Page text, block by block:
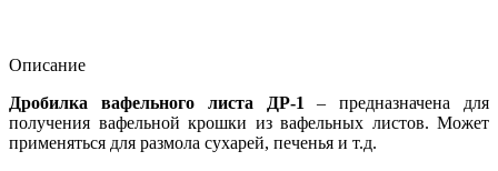
Описание
Дробилка вафельного листа ДР-1 – предназначена для
получения вафельной крошки из вафельных листов. Может
применяться для размола сухарей, печенья и т.д.